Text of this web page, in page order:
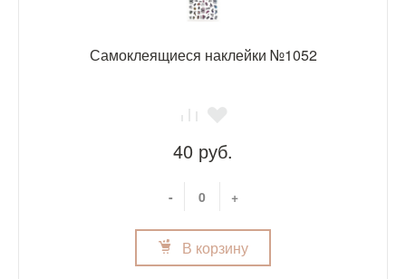
Самоклеящиеся наклейки №1052
40 руб.
- +
В корзину